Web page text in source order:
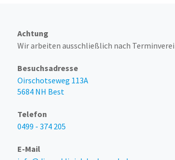
Achtung
Wir arbeiten ausschließlich nach
Besuchsadresse
Oirschotseweg 113A
5684 NH Best
Telefon
0499 - 374 205
E-Mail